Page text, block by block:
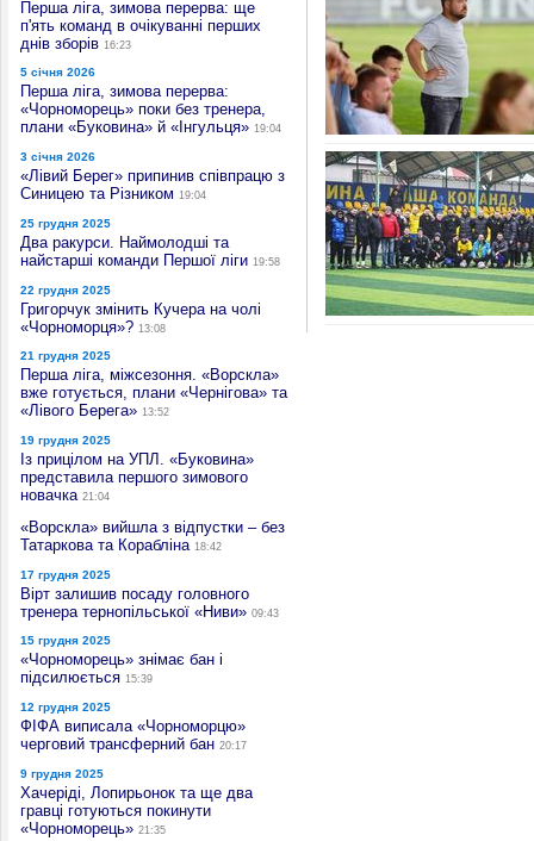
Перша ліга, зимова перерва: ще
п'ять команд в очікуванні перших
днів зборів 16:23
5 січня 2026
Перша ліга, зимова перерва:
«Чорноморець» поки без тренера,
плани «Буковина» й «Інгульця» 19:04
3 січня 2026
«Лівий Берег» припинив співпрацю з
Синицею та Різником 19:04
25 грудня 2025
Два ракурси. Наймолодші та
найстарші команди Першої ліги 19:58
22 грудня 2025
Григорчук змінить Кучера на чолі
«Чорноморця»? 13:08
21 грудня 2025
Перша ліга, міжсезоння. «Ворскла»
вже готується, плани «Чернігова» та
«Лівого Берега» 13:52
19 грудня 2025
Із прицілом на УПЛ. «Буковина»
представила першого зимового
новачка 21:04
«Ворскла» вийшла з відпустки – без
Татаркова та Корабліна 18:42
17 грудня 2025
Вірт залишив посаду головного
тренера тернопільської «Ниви» 09:43
15 грудня 2025
«Чорноморець» знімає бан і
підсилюється 15:39
12 грудня 2025
ФІФА виписала «Чорноморцю»
черговий трансферний бан 20:17
9 грудня 2025
Хачеріді, Лопирьонок та ще два
гравці готуються покинути
«Чорноморець» 21:35